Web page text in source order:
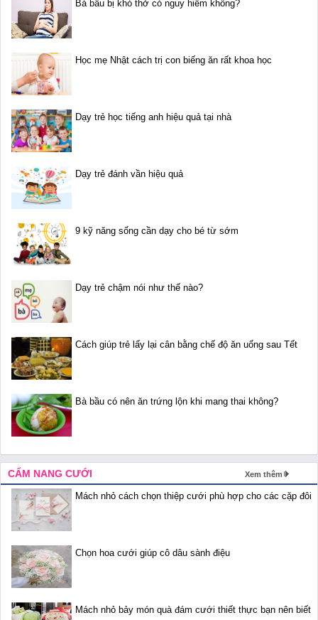
Bà bầu bị khó thở có nguy hiểm không?
Học mẹ Nhật cách trị con biếng ăn rất khoa học
Dạy trẻ học tiếng anh hiệu quả tại nhà
Dạy trẻ đánh vần hiệu quả
9 kỹ năng sống cần dạy cho bé từ sớm
Dạy trẻ chậm nói như thế nào?
Cách giúp trẻ lấy lại cân bằng chế độ ăn uống sau Tết
Bà bầu có nên ăn trứng lộn khi mang thai không?
CẨM NANG CƯỚI Xem thêm
Mách nhỏ cách chọn thiệp cưới phù hợp cho các cặp đôi
Chọn hoa cưới giúp cô dâu sành điệu
Mách nhỏ bảy món quà đám cưới thiết thực bạn nên biết